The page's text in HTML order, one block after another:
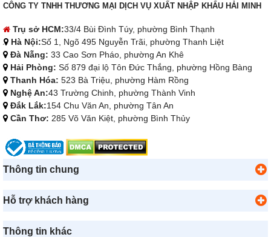
CÔNG TY TNHH THƯƠNG MẠI DỊCH VỤ XUẤT NHẬP KHẨU HẢI MINH
Trụ sở HCM:33/4 Bùi Đình Túy, phường Bình Thạnh
Hà Nội:Số 1, Ngõ 495 Nguyễn Trãi, phường Thanh Liệt
Đà Nẵng: 33 Cao Sơn Pháo, phường An Khê
Hải Phòng: Số 879 đại lộ Tôn Đức Thắng, phường Hồng Bàng
Thanh Hóa: 523 Bà Triệu, phường Hàm Rồng
Nghệ An:43 Trường Chinh, phường Thành Vinh
Đắk Lắk:154 Chu Văn An, phường Tân An
Cần Thơ: 285 Võ Văn Kiệt, phường Bình Thủy
Thông tin chung
Hỗ trợ khách hàng
Thông tin khác